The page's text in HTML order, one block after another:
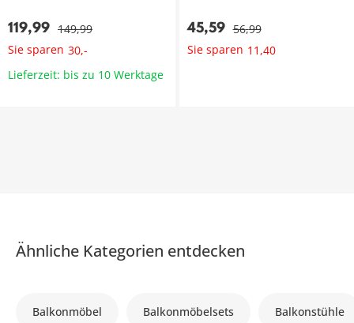
119,99 149,99
Sie sparen 30,-
Lieferzeit: bis zu 10 Werktage
45,59 56,99
Sie sparen 11 ,40
Ähnliche Kategorien entdecken
Balkonmöbel Balkonmöbelsets Balkonstühle